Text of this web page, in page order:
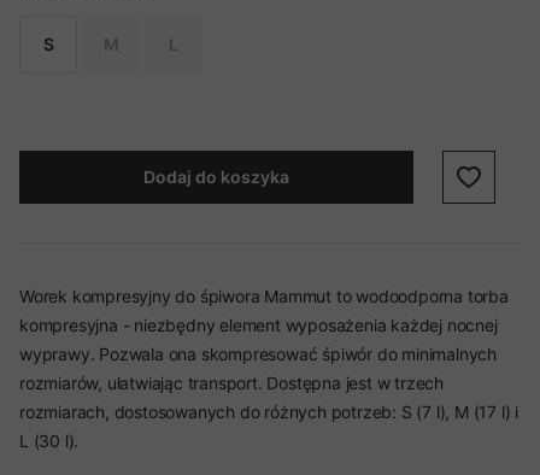
S M L
Dodaj do koszyka
Worek kompresyjny do śpiwora Mammut to wodoodporna torba
kompresyjna - niezbędny element wyposażenia każdej nocnej
wyprawy. Pozwala ona skompresować śpiwór do minimalnych
rozmiarów, ułatwiając transport. Dostępna jest w trzech
rozmiarach, dostosowanych do różnych potrzeb: S (7 l), M (17 l) i
L (30 l).